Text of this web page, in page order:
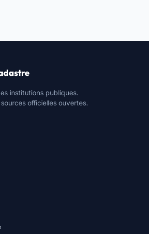
institutions publiques.
officielles ouvertes.